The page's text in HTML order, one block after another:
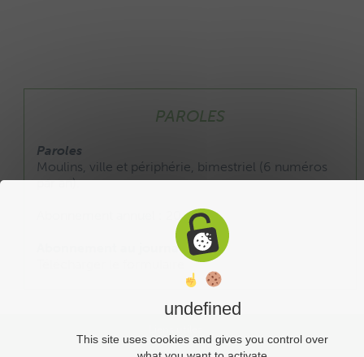
PAROLES
Paroles
Moulins, ville et périphérie, bimestriel (6 numéros
par an).
Abonnement annuel : 20 €
Abonnement au journal :
undefined
This site uses cookies and gives you control over